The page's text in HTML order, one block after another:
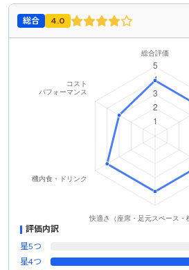
総合 4.0
評価内訳
星5つ
星4つ